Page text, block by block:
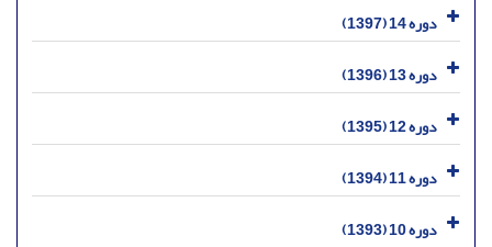
دوره 14 (1397)
دوره 13 (1396)
دوره 12 (1395)
دوره 11 (1394)
دوره 10 (1393)